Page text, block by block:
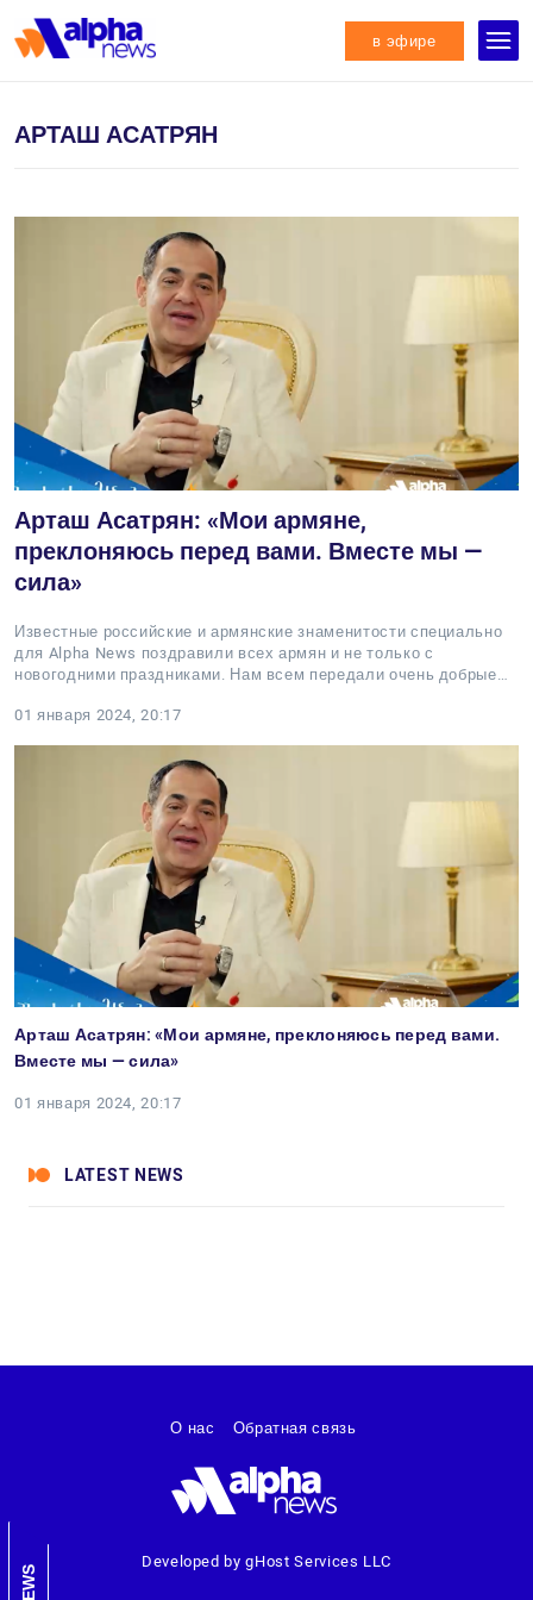
в эфире
АРТАШ АСАТРЯН
Арташ Асатрян: «Мои армяне,
преклоняюсь перед вами. Вместе мы —
сила»
Известные российские и армянские знаменитости специально
для Alpha News поздравили всех армян и не только с
новогодними праздниками. Нам всем передали очень добрые…
01 января 2024, 20:17
Арташ Асатрян: «Мои армяне, преклоняюсь перед вами.
Вместе мы — сила»
01 января 2024, 20:17
LATEST NEWS
NEWS
Developed by gHost Services LLC
О нас Обратная связь